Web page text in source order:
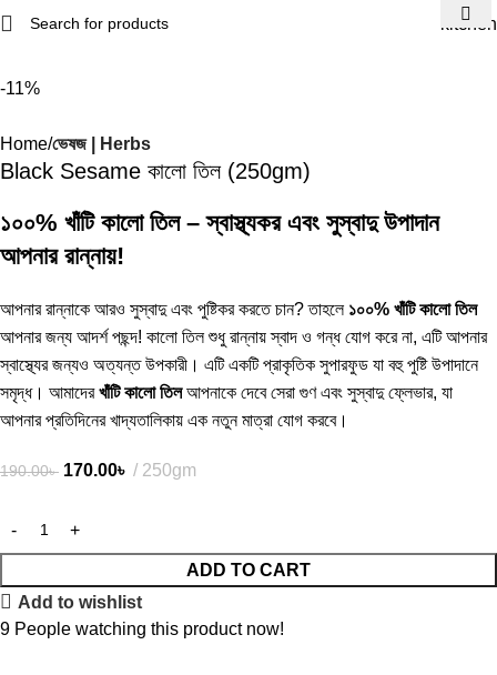
kitchen
-11%
Home ভেষজ | Herbs
Black Sesame কালো তিল (250gm)
১০০% খাঁটি কালো তিল – স্বাস্থ্যকর এবং সুস্বাদু উপাদান
আপনার রান্নায়!
আপনার রান্নাকে আরও সুস্বাদু এবং পুষ্টিকর করতে চান? তাহলে ১০০% খাঁটি কালো তিল
আপনার জন্য আদর্শ পছন্দ! কালো তিল শুধু রান্নায় স্বাদ ও গন্ধ যোগ করে না, এটি আপনার
স্বাস্থ্যের জন্যও অত্যন্ত উপকারী। এটি একটি প্রাকৃতিক সুপারফুড যা বহু পুষ্টি উপাদানে
সমৃদ্ধ। আমাদেরখাঁটি কালো তিলআপনাকে দেবে সেরা গুণ এবং সুস্বাদু ফ্লেভার, যা
আপনার প্রতিদিনের খাদ্যতালিকায় এক নতুন মাত্রা যোগ করবে।
190.00৳ 170.00৳ 250gm
ADD TO CART
Add to wishlist
9 People watching this product now!